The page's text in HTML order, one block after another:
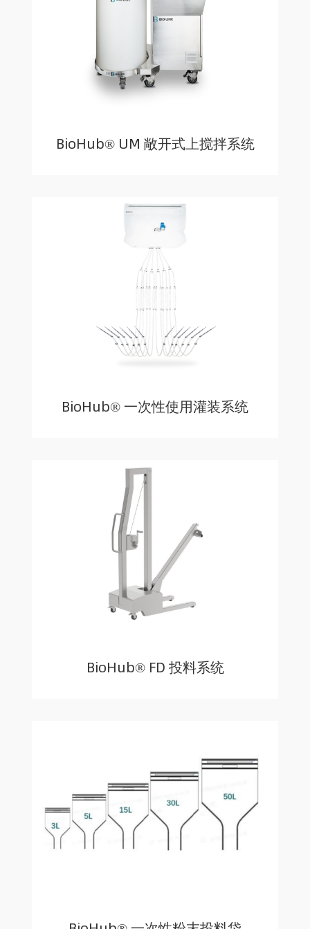
BioHub® UM 敞开式上搅拌系统
BioHub® 一次性使用灌装系统
BioHub® FD 投料系统